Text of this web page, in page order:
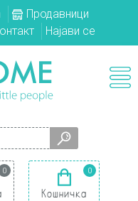
Продавници
Најави се
0 0
Кошничка